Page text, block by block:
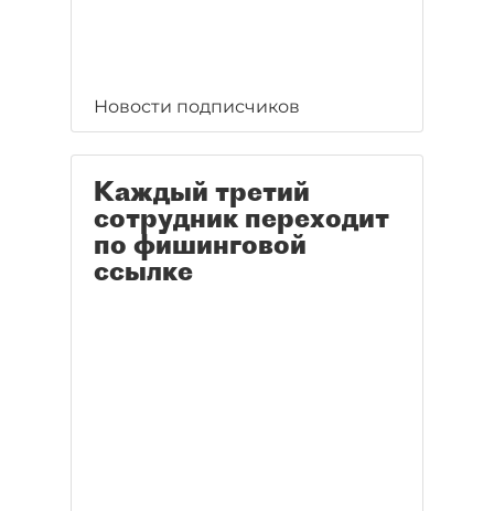
Новости подписчиков
Каждый третий
сотрудник переходит
по фишинговой
ссылке